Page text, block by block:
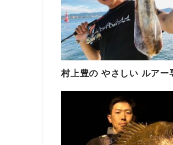
村上豊の やさしい ルアー